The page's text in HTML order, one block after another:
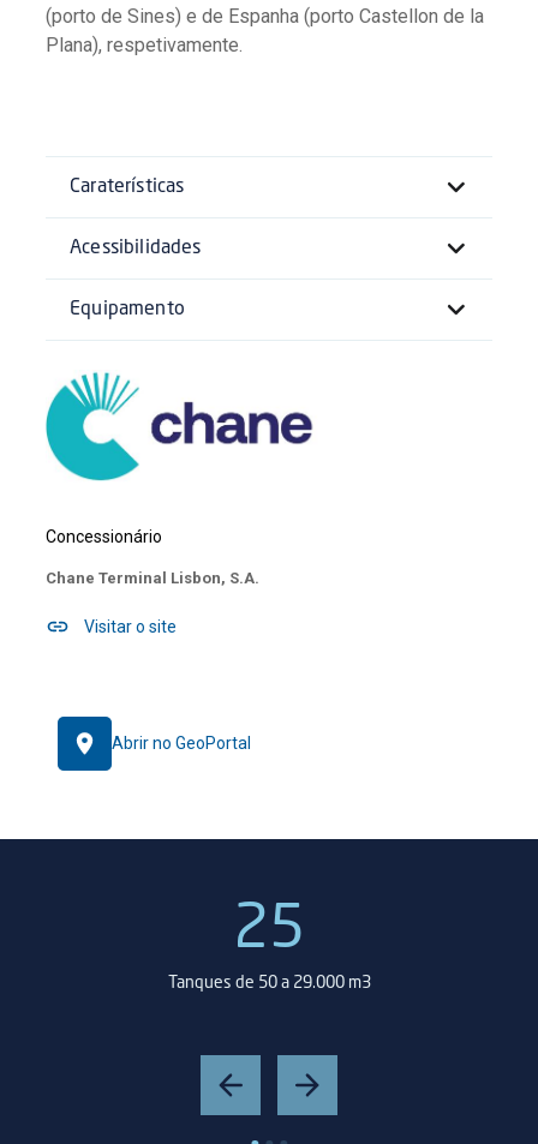
(porto de Sines) e de Espanha (porto Castellon de la
Plana), respetivamente.
Caraterísticas
Acessibilidades
Equipamento
Concessionário
Chane Terminal Lisbon, S.A.
Visitar o site
Abrir no GeoPortal
25
Tanques de 50 a 29.000 m3